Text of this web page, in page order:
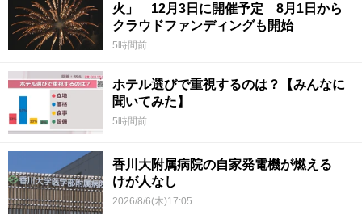
火」 12月3日に開催予定 8月1日から
クラウドファンディングも開始
5時間前
ホテル選びで重視するのは？【みんなに
聞いてみた】
5時間前
香川大附属病院の自家発電機が燃える
けが人なし
2026/8/6(木)17:05